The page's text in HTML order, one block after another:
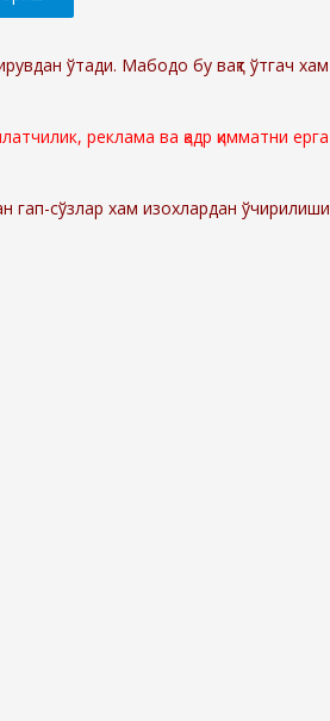
ўтади. Мабодо бу вақт ўтгач
реклама ва қадр қимматни
гап-сўзлар хам изохлардан